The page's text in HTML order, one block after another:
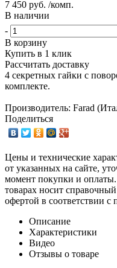
7 450 руб. /комп.
В наличии
-
В корзину
Купить в 1 клик
Рассчитать доставку
4 секретных гайки с
комплекте.
Производитель: Farad
Поделиться
Цены и технические
от указанных на сайте,
момент покупки и
товарах носит
офертой в соответствии
Описание
Характеристики
Видео
Отзывы о товаре